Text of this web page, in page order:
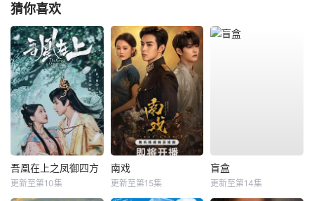
猜你喜欢
吾凰在上之凤御四方
更新至第10集
南戏
更新至第15集
盲盒
更新至第14集